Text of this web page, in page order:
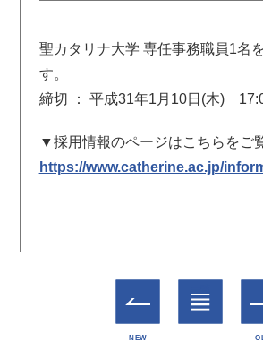
聖カタリナ大学 専任事務職員1名
す。
締切 ： 平成31年1月10日(木)
▼採用情報のページはこちらをご
https://www.catherine.ac.jp/
NEW